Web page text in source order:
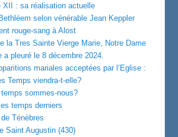
XII : sa réalisation actuelle
Bethléem selon vénérable Jean Keppler
rouge-sang à Alost
la Tres Sainte Vierge Marie, Notre Dame
a pleuré le 8 décembre 2024.
mariales acceptées par l’Eglise :
Temps viendra-t-elle?
sommes-nous?
temps derniers
Ténèbres
Saint Augustin (430)